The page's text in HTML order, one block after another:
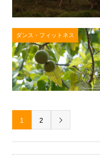
ダンス・フィットネス
1 2 